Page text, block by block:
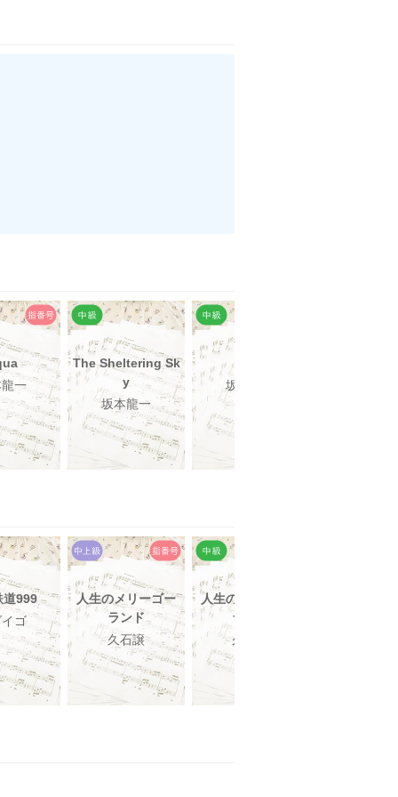
一
The Sheltering Sk
y
坂本龍一
坂本龍一
道999
ゴ
人生のメリーゴー
ランド
久石譲
人生のメリーゴー
ランド
久石譲